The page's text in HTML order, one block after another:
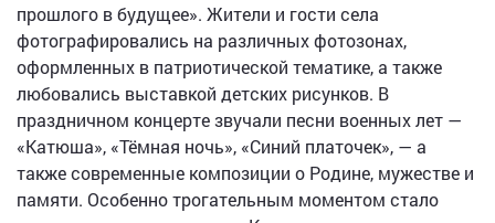
прошлого в будущее». Жители и гости села
фотографировались на различных фотозонах,
оформленных в патриотической тематике, а также
любовались выставкой детских рисунков. В
праздничном концерте звучали песни военных лет —
«Катюша», «Тёмная ночь», «Синий платочек», — а
также современные композиции о Родине, мужестве и
памяти. Особенно трогательным моментом стало